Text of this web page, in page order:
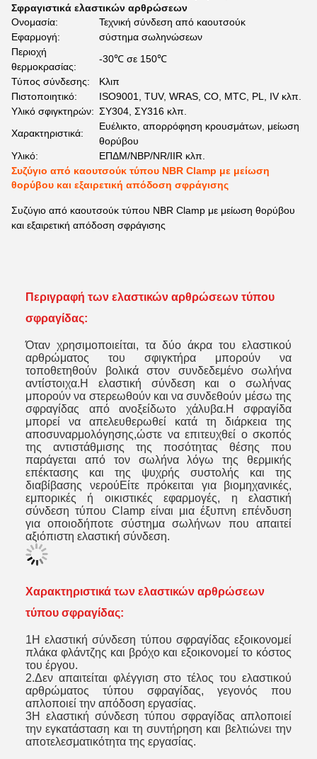
Σφραγιστικά ελαστικών αρθρώσεων
Ονομασία:
Τεχνική σύνδεση από καουτσούκ
Εφαρμογή:
σύστημα σωληνώσεων
Περιοχή
θερμοκρασίας:
-30℃ σε 150℃
Τύπος σύνδεσης:
Κλιπ
Πιστοποιητικό:
ISO9001, TUV, WRAS, CO, MTC, PL, IV κλπ.
Υλικό σφιγκτηρών: ΣΥ304, ΣΥ316 κλπ.
Χαρακτηριστικά:
Ευέλικτο, απορρόφηση κρουσμάτων, μείωση
θορύβου
Υλικό:
ΕΠΔΜ/ΝΒΡ/NR/IIR κλπ.
Συζύγιο από καουτσούκ τύπου NBR Clamp με μείωση
θορύβου και εξαιρετική απόδοση σφράγισης
Συζύγιο από καουτσούκ τύπου NBR Clamp με μείωση θορύβου
και εξαιρετική απόδοση σφράγισης
Περιγραφή των ελαστικών αρθρώσεων τύπου
σφραγίδας:
Όταν χρησιμοποιείται, τα δύο άκρα του ελαστικού
αρθρώματος του σφιγκτήρα μπορούν να
τοποθετηθούν βολικά στον συνδεδεμένο σωλήνα
αντίστοιχα.Η ελαστική σύνδεση και ο σωλήνας
μπορούν να στερεωθούν και να συνδεθούν μέσω της
σφραγίδας από ανοξείδωτο χάλυβα.Η σφραγίδα
μπορεί να απελευθερωθεί κατά τη διάρκεια της
αποσυναρμολόγησης,ώστε να επιτευχθεί ο σκοπός
της αντιστάθμισης της ποσότητας θέσης που
παράγεται από τον σωλήνα λόγω της θερμικής
επέκτασης και της ψυχρής συστολής και της
διαβίβασης νερούΕίτε πρόκειται για βιομηχανικές,
εμπορικές ή οικιστικές εφαρμογές, η ελαστική
σύνδεση τύπου Clamp είναι μια έξυπνη επένδυση
για οποιοδήποτε σύστημα σωλήνων που απαιτεί
αξιόπιστη ελαστική σύνδεση.
Χαρακτηριστικά των ελαστικών αρθρώσεων
τύπου σφραγίδας:
1Η ελαστική σύνδεση τύπου σφραγίδας εξοικονομεί
πλάκα φλάντζης και βρόχο και εξοικονομεί το κόστος
του έργου.
2.Δεν απαιτείται φλέγγιση στο τέλος του ελαστικού
αρθρώματος τύπου σφραγίδας, γεγονός που
απλοποιεί την απόδοση εργασίας.
3Η ελαστική σύνδεση τύπου σφραγίδας απλοποιεί
την εγκατάσταση και τη συντήρηση και βελτιώνει την
αποτελεσματικότητα της εργασίας.